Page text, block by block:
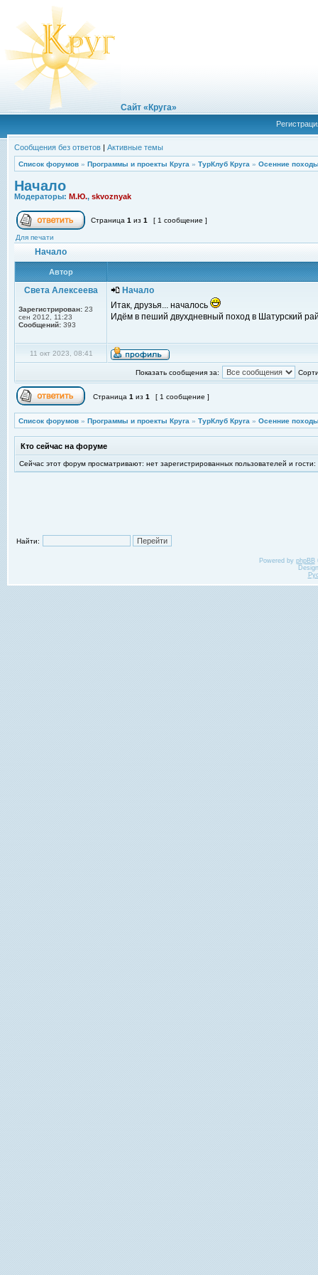
Сайт «Круга»
Сообщения без ответов | Активные темы
Список форумов » Программы и проекты Круга » ТурКлуб Круга » Осенние
Начало
Модераторы: М.Ю., skvoznyak
Страница 1 из 1 [ 1 сообщение ]
Для печати
Начало
Автор
Света Алексеева
Зарегистрирован: 23
сен 2012, 11:23
Сообщений: 393
Начало
Итак, друзья... началось
Идём в пеший двухдневный поход в Шатурский
11 окт 2023, 08:41
Показать сообщения за:
Страница 1 из 1 [ 1 сообщение ]
Список форумов » Программы и проекты Круга » ТурКлуб Круга » Осенние
Кто сейчас на форуме
Сейчас этот форум просматривают: нет зарегистрированных пользователей и гости:
Найти:
Powered by phpBB